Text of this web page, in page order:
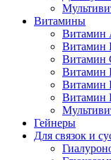
Витамины
Витамин
Витамин
Витамин
Витамин
Витамин
Витамин
Гейнеры
Для связок и